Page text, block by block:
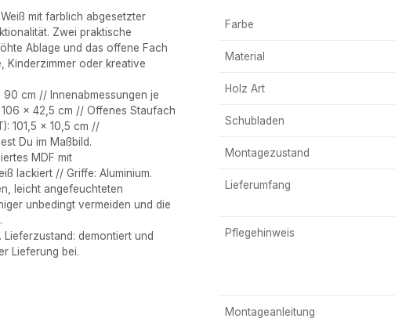
mit farblich abgesetzter
Zwei praktische
Ablage und das offene Fach
Kinderzimmer oder kreative
cm // Innenabmessungen je
x 42,5 cm // Offenes Staufach
101,5 x 10,5 cm //
Du im Maßbild.
MDF mit
lackiert // Griffe: Aluminium.
leicht angefeuchteten
unbedingt vermeiden und die
Lieferzustand: demontiert und
Lieferung bei.
Farbe
Material
Holz Art
Schubladen
Montagezustand
Lieferumfang
Pflegehinweis
Montageanleitung